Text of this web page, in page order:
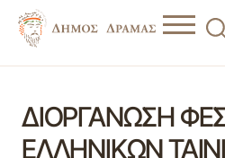
ΔΙΟΡΓΑΝΩΣΗ
ΕΛΛΗΝΙΚΩΝ